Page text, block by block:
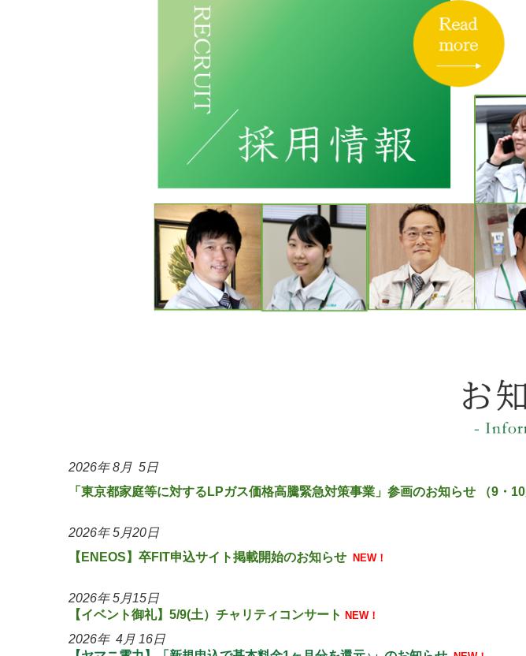
2026年 8月 5日
「東京都家庭等に対するLPガス価格高騰緊急対策事業」参画のお知らせ （9・10
2026年 5月20日
【ENEOS 】卒FIT申込サイト掲載開始のお知らせ NEW！
2026年 5月15日
【イベント御礼】5/9(土）チャリティコンサート NEW！
2026年 4月 16日